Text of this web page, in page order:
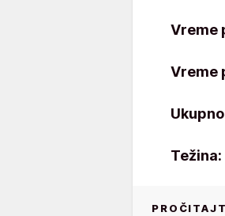
Vreme
Vreme
Težina: